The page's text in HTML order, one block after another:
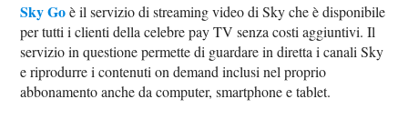
Sky Goè il servizio di streaming video di Sky che è disponibile
per tutti i clienti della celebre pay TV senza costi aggiuntivi. Il
servizio in questione permette di guardare in diretta i canali Sky
e riprodurre i contenuti on demand inclusi nel proprio
abbonamento anche da computer, smartphone e tablet.